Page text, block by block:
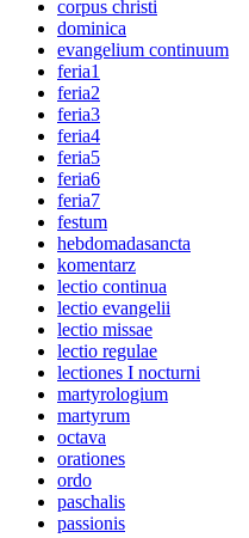
corpus christi
dominica
evangelium continuum
feria1
feria2
feria3
feria4
feria5
feria6
feria7
festum
hebdomadasancta
komentarz
lectio continua
lectio evangelii
lectio missae
lectio regulae
lectiones I nocturni
martyrologium
martyrum
octava
orationes
ordo
paschalis
passionis